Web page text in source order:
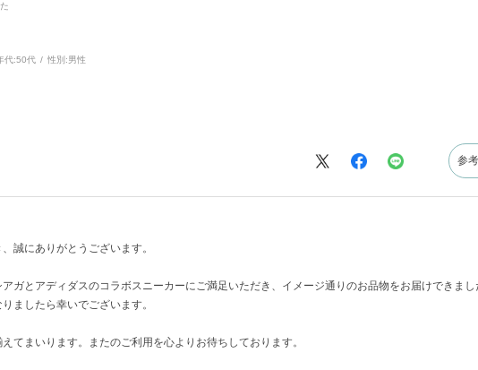
代:50代 性別:男性
参
誠にありがとうございます。
ガとアディダスのコラボスニーカーにご満足いただき、イメージ通りのお品物をお届けできま
ましたら幸いでございます。
てまいります。またのご利用を心よりお待ちしております。